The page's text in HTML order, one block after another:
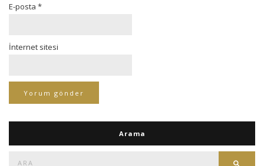
E-posta *
İnternet sitesi
Arama